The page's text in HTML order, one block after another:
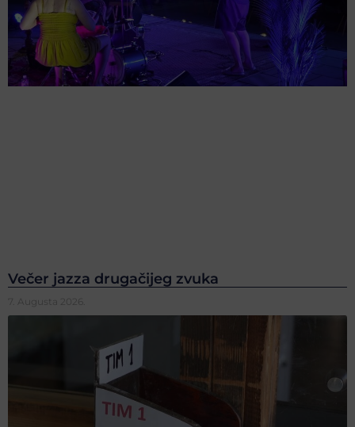
Večer jazza drugačijeg zvuka
7. Augusta 2026.